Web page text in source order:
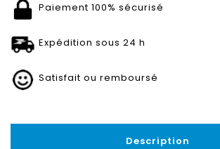
Paiement 100% sécurisé
Expédition sous 24 h
Satisfait ou remboursé
Description